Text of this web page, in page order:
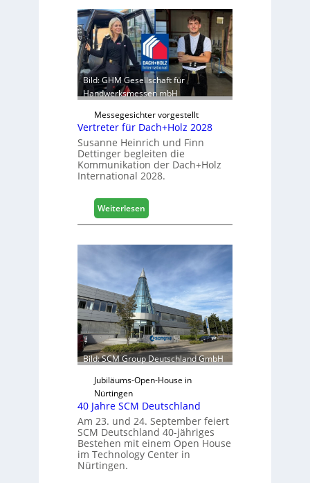
i
k
b
e
r
e
i
c
h
g
e
r
S
t
a
b
i
l
e
s
G
e
s
c
h
f
s
j
a
h
r
Bild: GHM Gesellschaft für
Handwerksmessen mbH
Messegesichter vorgestellt
Vertreter für Dach+Holz 2028
Susanne Heinrich und Finn
Dettinger begleiten die
Kommunikation der Dach+Holz
International 2028.
Weiterlesen:
V
r
r
e
t
e
r
f
ü
r
D
c
+
H
o
Bild: SCM Group Deutschland GmbH
Jubiläums-Open-House in
Nürtingen
40 Jahre SCM Deutschland
Am 23. und 24. September feiert
SCM Deutschland 40-jähriges
Bestehen mit einem Open House
im Technology Center in
Nürtingen.